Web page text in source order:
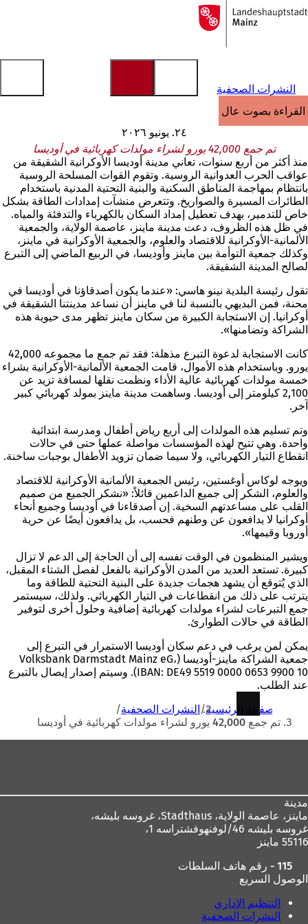
الانتقال إلى المحتوى
إلى
الصفحة
النشرات الصحفية
القراءة بصوت عالٍ
٢٤. يونيو ٢٠٢٦
تم جمع 42,000 يورو لشراء مولدات كهربائية في أوديسا
منذ أكثر من أربع سنوات، تعاني مدينة أوديسا الأوكرانية الشقيقة من
عواقب الحرب العدوانية الروسية. وتقوم القوات المسلحة الروسية
بانتظام بمهاجمة المناطق السكنية والبنية التحتية المدنية باستخدام
الطائرات المسيرة والصواريخ. وتتعرض منشآت إمدادات الطاقة بشكل
خاص للتدمير، بهدف تعطيل إمداد السكان بالكهرباء والتدفئة والمياه.
في ظل هذه الظروف، دعت مدينة ماينز، عاصمة الولاية، والجمعية
الألمانية-الأوكرانية للاقتصاد والعلوم، والجمعية الأوكرانية في ماينز،
وكذلك جمعية التوأمة بين ماينز وأوديسا، في الربيع الماضي إلى التبرع
لصالح المدينة الشقيقة.
تقول رئيسة البلدية نينو هاسي: «عندما يكون أصدقاؤنا في أوديسا في
محنة، فمن البديهي بالنسبة لنا في ماينز أن نساعد مدينتنا الشقيقة في
أوكرانيا. إن الاستجابة الكبيرة من سكان ماينز تظهر مدى حيوية هذه
الشراكة وتضامنها».
كانت الاستجابة لدعوة التبرع مذهلة: فقد تم جمع ما مجموعه 42,000
يورو. وباستخدام هذه الأموال، قامت الجمعية الألمانية-الأوكرانية بشراء
خمسة مولدات كهربائية عالية الأداء ونظمت نقلها لمسافة تزيد عن
2,100 كيلومتر إلى أوديسا. وساهمت مدينة ماينز بمولد كهربائي كبير
آخر.
وتم تسليم هذه المولدات إلى أربع رياض أطفال ومدرسة ابتدائية
واحدة. وهي تتيح لهذه المؤسسات مواصلة عملها حتى في حالات
انقطاع التيار الكهربائي، ولا سيما ضمان تزويد الأطفال بوجبات ساخنة.
ويوجه لوكاس أوغستين، رئيس الجمعية الألمانية الأوكرانية للاقتصاد
والعلوم، الشكر إلى جميع الداعمين قائلاً: «نشكر الجميع من صميم
القلب على مساعدتهم السخية. إن أصدقاءنا في أوديسا وجميع أنحاء
أوكرانيا لا يدافعون عن وطنهم فحسب، بل يدافعون أيضًا عن حرية
أوروبا وقيمها».
ويشير المنظمون في الوقت نفسه إلى أن الحاجة إلى الدعم لا تزال
كبيرة. تستعد العديد من المدن الأوكرانية بالفعل لفصل الشتاء المقبل،
الذي يُتوقع أن يشهد هجمات جديدة على البنية التحتية للطاقة وما
يترتب على ذلك من انقطاعات في التيار الكهربائي. ولذلك، سيستمر
جمع التبرعات لشراء مولدات كهربائية إضافية وحلول أخرى لتوفير
الطاقة في حالات الطوارئ.
يمكن لمن يرغب في دعم سكان أوديسا الاستمرار في التبرع إلى
جمعية الشراكة ماينز-أوديسا (Volksbank Darmstadt Mainz eG،
IBAN: DE49 5519 0000 0653 9900 10). وسيتم إصدار إيصال بالتبرع
عند الطلب.
هنا
الصفحة الرئيسية
النشرات الصحفية
تم جمع 42,000 يورو لشراء مولدات كهربائية في أوديسا
مدينة
ماينز، عاصمة الولاية،
غروسه بليشه 46/لوفنهوفشتراسه 1،
55116 ماينز
115 - رقم هاتف السلطات
الوصول السريع
التنظيم الإداري
النشرات الصحفية